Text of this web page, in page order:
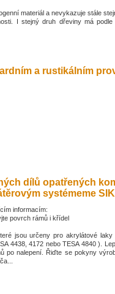
materiál a nevykazuje stále
I stejný druh dřeviny má
a rustikálním
dílů opatřených
systémeme
informacím:
povrch rámů i křídel
jsou určeny pro akrylátové
4438, 4172 nebo TESA 4840 ).
po nalepení. Řiďte se pokyny